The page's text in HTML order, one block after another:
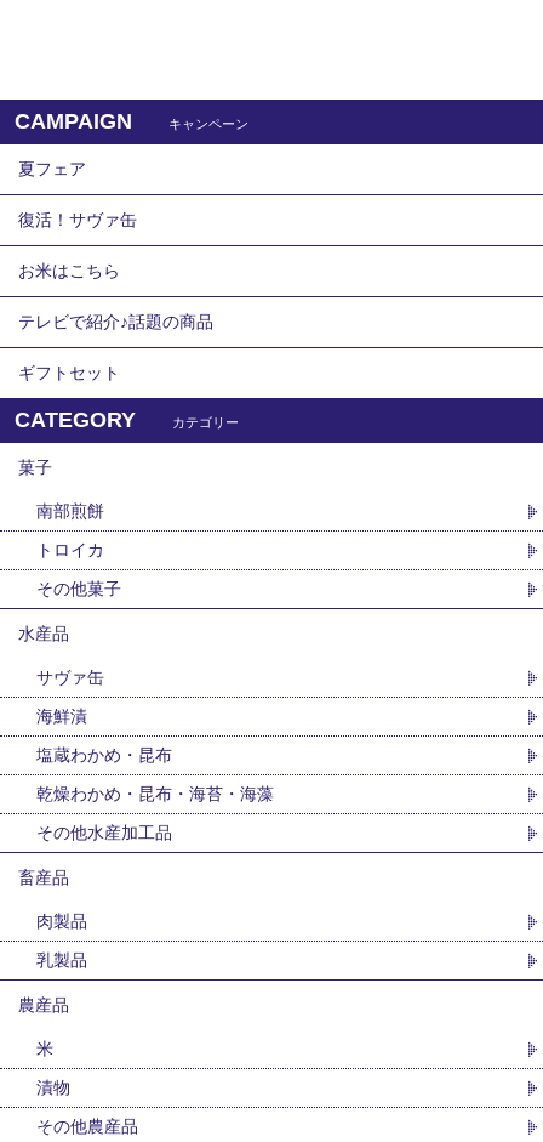
CAMPAIGN キャンペーン
夏フェア
復活！サヴァ缶
お米はこちら
テレビで紹介♪話題の商品
ギフトセット
CATEGORY カテゴリー
菓子
南部煎餅
トロイカ
その他菓子
水産品
サヴァ缶
海鮮漬
塩蔵わかめ・昆布
乾燥わかめ・昆布・海苔・海藻
その他水産加工品
畜産品
肉製品
乳製品
農産品
米
漬物
その他農産品